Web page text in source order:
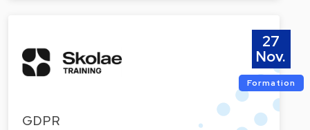
GDPR
27
Nov.
Formation